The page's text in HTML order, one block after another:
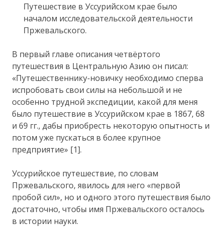
Путешествие в Уссурийском крае было
началом исследовательской деятельности
Пржевальского.
В первый главе описания четвёртого
путешествия в Центральную Азию он писал:
«Путешественнику-новичку необходимо сперва
испробовать свои силы на небольшой и не
особенно трудной экспедиции, какой для меня
было путешествие в Уссурийском крае в 1867, 68
и 69 гг., дабы приобресть некоторую опытность и
потом уже пускаться в более крупное
предприятие» [1].
Уссурийское путешествие, по словам
Пржевальского, явилось для него «первой
пробой сил», но и одного этого путешествия было
достаточно, чтобы имя Пржевальского осталось
в истории науки.